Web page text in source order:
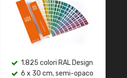
1.825 colori RAL Design
6 x 30 cm, semi-opaco